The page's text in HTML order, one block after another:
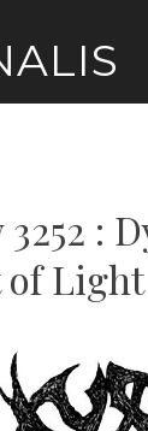
3252 :
of Light